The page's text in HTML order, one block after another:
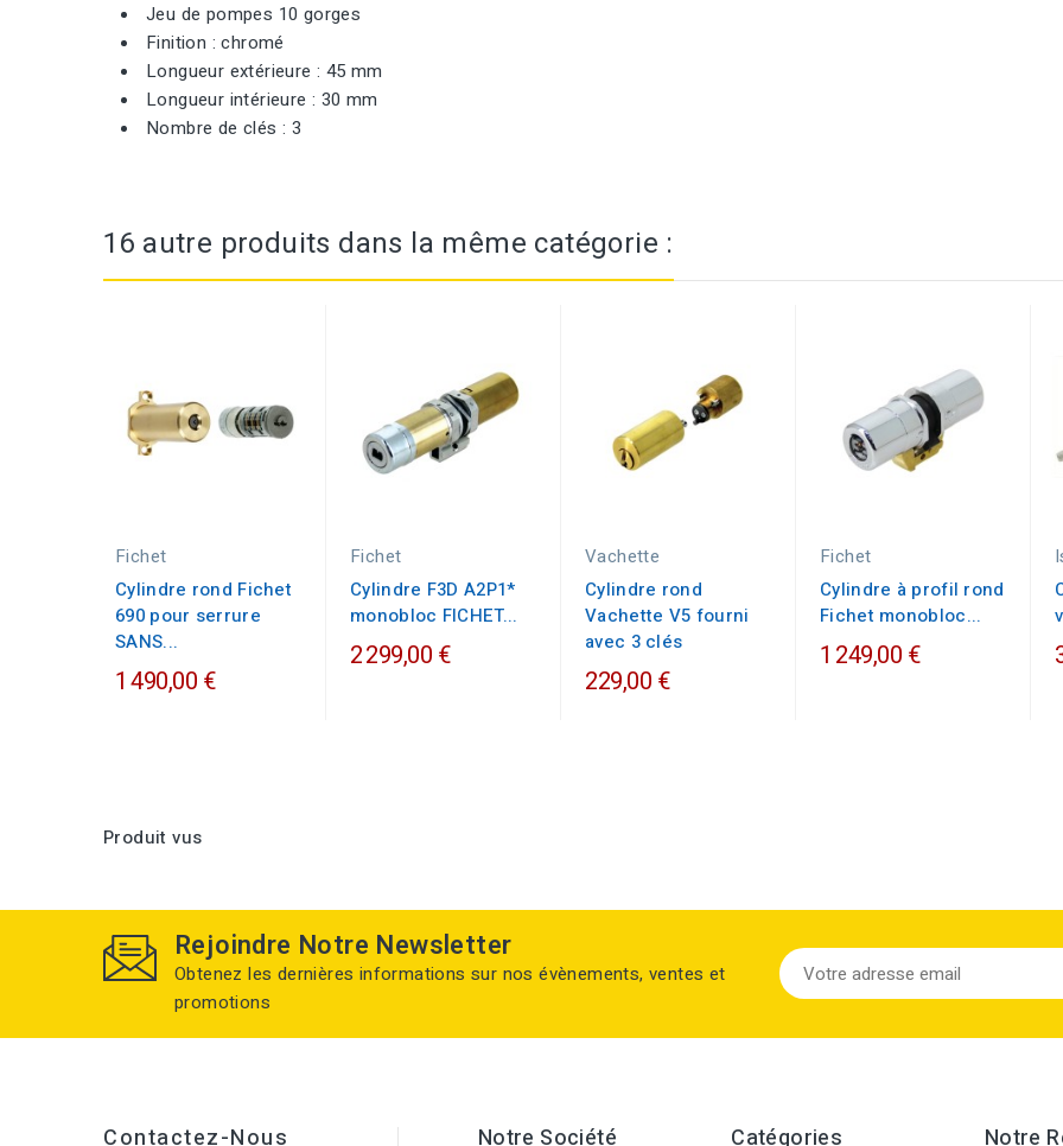
Jeu de pompes 10 gorges
Finition : chromé
Longueur extérieure : 45 mm
Longueur intérieure : 30 mm
Nombre de clés : 3
16 autre produits dans la même catégorie :
Fichet
Cylindre rond Fichet
690 pour serrure
SANS...
1 490,00 €
Fichet
Cylindre F3D A2P1*
monobloc FICHET...
2 299,00 €
Vachette
Cylindre rond
Vachette V5 fourni
avec 3 clés
229,00 €
Fichet
Cylindre à profil rond
Fichet monobloc...
1 249,00 €
Produit vus
Rejoindre Notre Newsletter
Obtenez les dernières informations sur nos évènements, ventes et
promotions
Contactez-Nous Notre Société Catégories Notre